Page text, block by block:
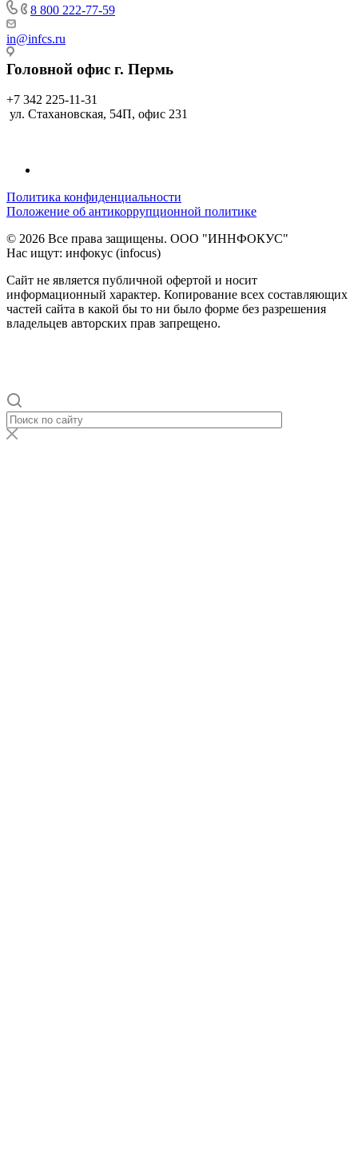
8 800 222-77-59
in@infcs.ru
Головной офис г. Пермь
+7 342 225-11-31
ул. Стахановская, 54П, офис 231
Политика конфиденциальности
Положение об антикоррупционной политике
© 2026 Все права защищены. ООО "ИННФОКУС"
Нас ищут: инфокус (infocus)
Сайт не является публичной офертой и носит
информационный характер. Копирование всех составляющих
частей сайта в какой бы то ни было форме без разрешения
владельцев авторских прав запрещено.